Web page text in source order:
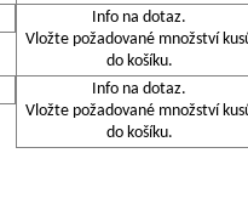
Info na dotaz.
Vložte požadované množství
do košíku.
Info na dotaz.
Vložte požadované množství
do košíku.